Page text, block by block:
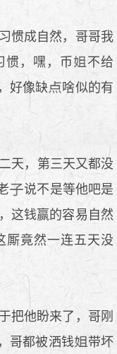
惯成自然，哥哥我
惯，嘿，币
不给
好像缺
啥似的有
天，第三天又都没
说不是等他吧是
这钱赢的容易自然
厮竟然一连五天没
把他盼来了，哥刚
哥都被洒钱
带坏